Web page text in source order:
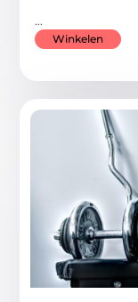
...
Winkelen